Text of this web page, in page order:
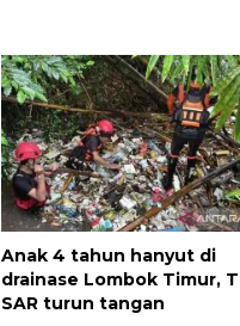
Anak 4 tahun hanyut di
drainase Lombok Timur,
SAR turun tangan
10